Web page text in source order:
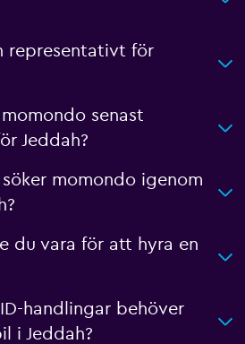
representativt för
senast
Jeddah?
momondo igenom
du vara för att hyra en
handlingar behöver
i Jeddah?